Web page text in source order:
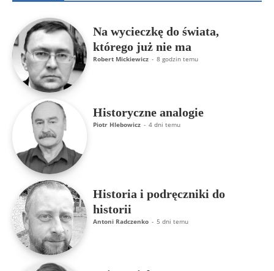
Na wycieczkę do świata,
którego już nie ma
Robert Mickiewicz - 8 godzin temu
Historyczne analogie
Piotr Hlebowicz - 4 dni temu
Historia i podręczniki do
historii
Antoni Radczenko - 5 dni temu